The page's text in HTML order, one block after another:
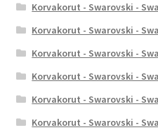
Korvakorut - Swarovski -
Korvakorut - Swarovski -
Korvakorut - Swarovski -
Korvakorut - Swarovski -
Korvakorut - Swarovski -
Korvakorut - Swarovski -